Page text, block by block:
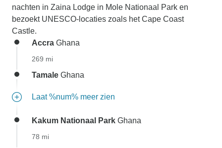
nachten in Zaina Lodge in Mole Nationaal Park en
bezoekt UNESCO-locaties zoals het Cape Coast
Castle.
Accra Ghana
269 mi
Tamale Ghana
Laat %num% meer zien
Kakum Nationaal Park Ghana
78 mi